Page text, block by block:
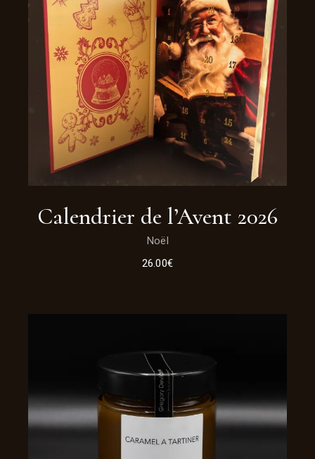
Calendrier de l’Avent 2026
Noël
26.00€